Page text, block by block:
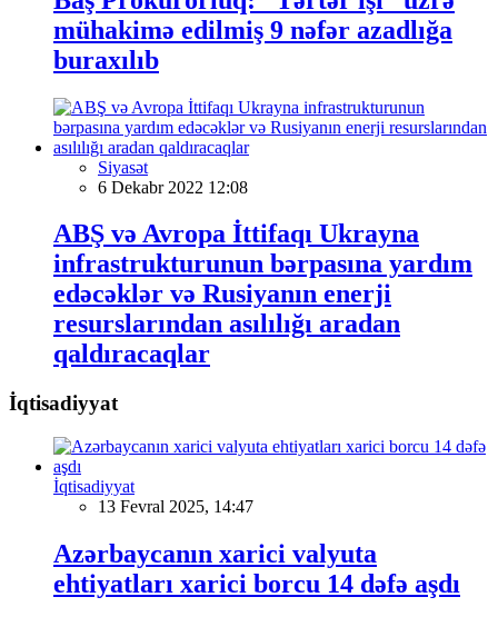
mühakimə edilmiş 9 nəfər azadlığa
buraxılıb
Siyasət
6 Dekabr 2022 12:08
ABŞ və Avropa İttifaqı Ukrayna
infrastrukturunun bərpasına yardım
edəcəklər və Rusiyanın enerji
resurslarından asılılığı aradan
qaldıracaqlar
İqtisadiyyat
İqtisadiyyat
13 Fevral 2025, 14:47
Azərbaycanın xarici valyuta
ehtiyatları xarici borcu 14 dəfə aşdı